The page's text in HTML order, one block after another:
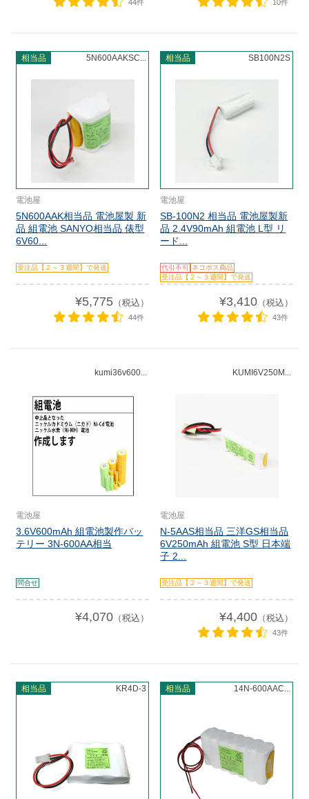
44件 10件
相当品 5N600AAKSC...
電池屋
5N600AAK相当品 電池屋製 新
品 組電池 SANYO相当品 俵型
6V60...
受注品【２～３週間】で発送
¥5,775（税込）
44件
相当品 SB100N2S
電池屋
SB-100N2 相当品 電池屋製新
品 2.4V90mAh 組電池 L型 リ
ード...
代引不可 ネコポス商品
受注品【２～３週間】で発送
¥3,410（税込）
43件
kumi36v600...
電池屋
3.6V600mAh 組電池製作バッ
テリー 3N-600AA相当
問合せ
¥4,070（税込）
KUMI6V250M...
電池屋
N-5AAS相当品 三洋GS相当品
6V250mAh 組電池 S型 日本端
子 2...
受注品【２～３週間】で発送
¥4,400（税込）
43件
相当品 KR4D-3 相当品 14N-600AAC...